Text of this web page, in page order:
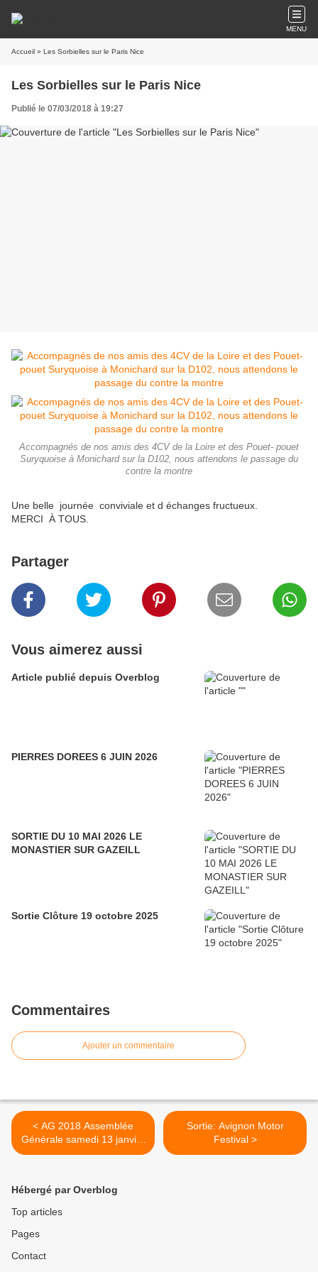
MENU
Accueil » Les Sorbielles sur le Paris Nice
Les Sorbielles sur le Paris Nice
Publié le 07/03/2018 à 19:27
Accompagnés de nos amis des 4CV de la Loire et des Pouet- pouet
Suryquoise à Monichard sur la D102, nous attendons le passage du
contre la montre
Une belle journée conviviale et d échanges fructueux.
MERCI À TOUS.
Partager
Vous aimerez aussi
Article publié depuis Overblog
PIERRES DOREES 6 JUIN 2026
SORTIE DU 10 MAI 2026 LE
MONASTIER SUR GAZEILL
Sortie Clôture 19 octobre 2025
Commentaires
Ajouter un commentaire
< AG 2018 Assemblée
Générale samedi 13 janvier
2018
Sortie: Avignon Motor
Festival >
Hébergé par Overblog
Top articles
Pages
Contact